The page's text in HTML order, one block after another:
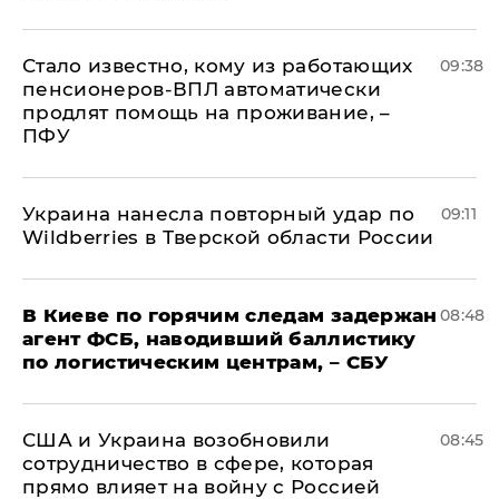
Стало известно, кому из работающих
пенсионеров-ВПЛ автоматически
продлят помощь на проживание, –
ПФУ
09:38
Украина нанесла повторный удар по
Wildberries в Тверской области России
09:11
В Киеве по горячим следам задержан
агент ФСБ, наводивший баллистику
по логистическим центрам, – СБУ
08:48
США и Украина возобновили
сотрудничество в сфере, которая
прямо влияет на войну с Россией
08:45